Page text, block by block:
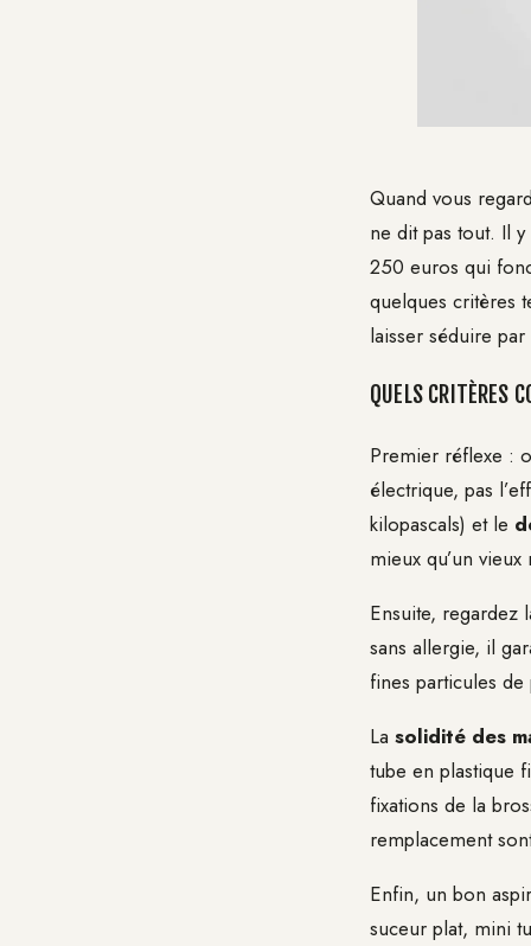
Quand vous
ne dit pas tout. Il
250 euros qui
quelques critères
laisser séduire
QUELS CRITÈRES
Premier réflexe :
électrique, pas
kilopascals) et le
mieux qu’un
Ensuite, regardez
sans allergie, il
fines particules de
La solidité des
tube en plastique
fixations de la
remplacement
Enfin, un bon
suceur plat, mini